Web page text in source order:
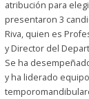
atribución para
presentaron 3
Riva, quien es
y Director del
Se ha
y ha liderado